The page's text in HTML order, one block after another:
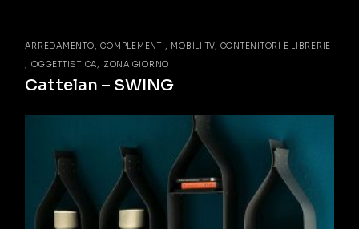
ARREDAMENTO COMPLEMENTI
MOBILI TV, CONTENITORI E LIBRERIE
OGGETTISTICA
ZONA GIORNO
Cattelan – SWING